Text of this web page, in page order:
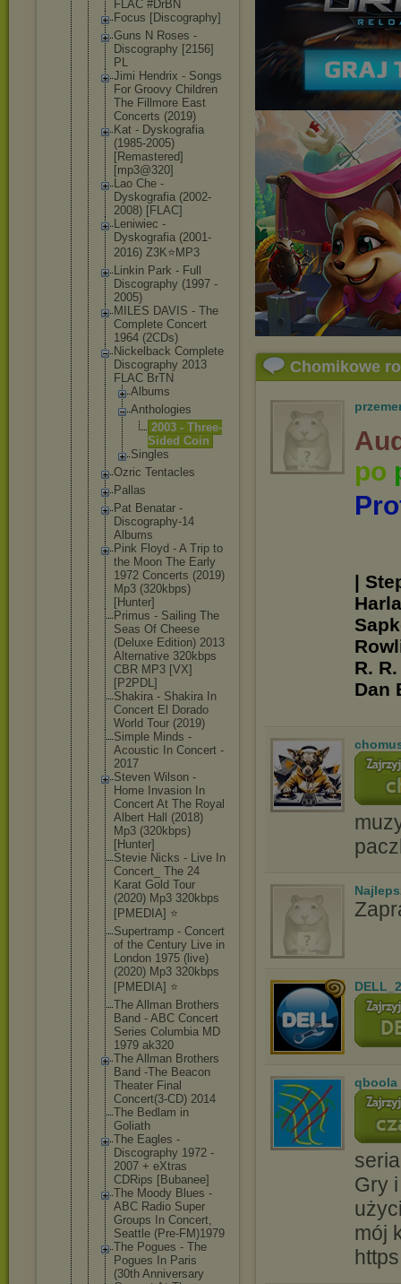
FLAC #DrBN
Focus [Discography]
Guns N Roses -
Discography [2156]
PL
Jimi Hendrix - Songs
For Groovy Children
The Fillmore East
Concerts (2019)
Kat - Dyskografia
(1985-2005)
[Remastered]
[mp3@320]
Lao Che -
Dyskografia (2002-
2008) [FLAC]
Leniwiec -
Dyskografia (2001-
2016) Z3K⭐MP3
Linkin Park - Full
Discography (1997 -
2005)
MILES DAVIS - The
Complete Concert
1964 (2CDs)
Nickelback Complete
Discography 2013
FLAC BrTN
Albums
Anthologies
2003 - Three-
Sided Coin
Singles
Ozric Tentacles
Pallas
Pat Benatar -
Discography-14
Albums
Pink Floyd - A Trip to
the Moon The Early
1972 Concerts (2019)
Mp3 (320kbps)
[Hunter]
Primus - Sailing The
Seas Of Cheese
(Deluxe Edition) 2013
Alternative 320kbps
CBR MP3 [VX]
[P2PDL]
Shakira - Shakira In
Concert El Dorado
World Tour (2019)
Simple Minds -
Acoustic In Concert -
2017
Steven Wilson -
Home Invasion In
Concert At The Royal
Albert Hall (2018)
Mp3 (320kbps)
[Hunter]
Stevie Nicks - Live In
Concert_ The 24
Karat Gold Tour
(2020) Mp3 320kbps
[PMEDIA] ⭐️
Supertramp - Concert
of the Century Live in
London 1975 (live)
(2020) Mp3 320kbps
[PMEDIA] ⭐️
The Allman Brothers
Band - ABC Concert
Series Columbia MD
1979 ak320
The Allman Brothers
Band -The Beacon
Theater Final
Concert(3-CD) 2014
The Bedlam in
Goliath
The Eagles -
Discography 1972 -
2007 + eXtras
CDRips [Bubanee]
The Moody Blues -
ABC Radio Super
Groups In Concert,
Seattle (Pre-FM)1979
The Pogues - The
Pogues In Paris
(30th Anniversary
Chomikowe
po
|
R.
Dan
qboola
Gry
mój